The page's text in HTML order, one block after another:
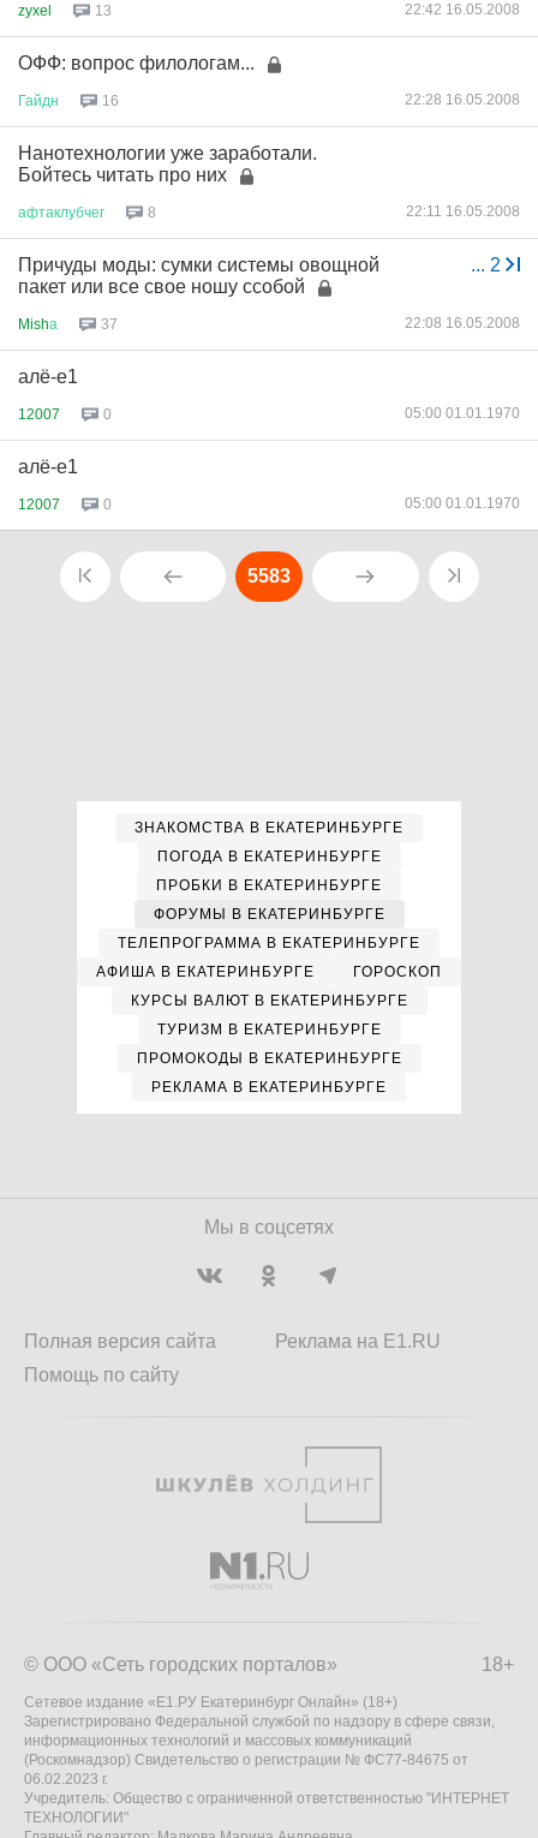
zyxel 13 22:42 16.05.2008
ОФФ: вопрос филологам...
Гайдн 16 22:28 16.05.2008
Нанотехнологии уже заработали.
Бойтесь читать про них
афтаклубчег 8 22:11 16.05.2008
... 2
Причуды моды: сумки системы овощной
пакет или все свое ношу ссобой
Mishа 37 22:08 16.05.2008
алё-е1
12007 0 05:00 01.01.1970
алё-е1
12007 0 05:00 01.01.1970
5583
ЗНАКОМСТВА В ЕКАТЕРИНБУРГЕ
ПОГОДА В ЕКАТЕРИНБУРГЕ
ПРОБКИ В ЕКАТЕРИНБУРГЕ
ФОРУМЫ В ЕКАТЕРИНБУРГЕ
ТЕЛЕПРОГРАММА В ЕКАТЕРИНБУРГЕ
АФИША В ЕКАТЕРИНБУРГЕ
ГОРОСКОП
КУРСЫ ВАЛЮТ В ЕКАТЕРИНБУРГЕ
ТУРИЗМ В ЕКАТЕРИНБУРГЕ
ПРОМОКОДЫ В ЕКАТЕРИНБУРГЕ
РЕКЛАМА В ЕКАТЕРИНБУРГЕ
Мы в соцсетях
Полная версия сайта
Помощь по сайту
Реклама на E1.RU
18+
© ООО «Сеть городских порталов»
Сетевое издание «Е1.РУ Екатеринбург Онлайн» (18+)
Зарегистрировано Федеральной службой по надзору в сфере связи,
информационных технологий и массовых коммуникаций
(Роскомнадзор) Свидетельство о регистрации № ФС77-84675 от
06.02.2023 г.
Учредитель: Общество с ограниченной ответственностью "ИНТЕРНЕТ
ТЕХНОЛОГИИ"